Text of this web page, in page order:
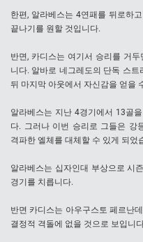
한편, 알라베스는 4연패를 뒤로하
끝나기를 원할 것입니다.
반면, 카디스는 여기서 승리를 거
니다. 알바로 네그레도의 단독 스
뒤 마지막 아웃에서 자신감을 얻을
알라베스는 지난 4경기에서 13골
다. 그러나 이번 승리로 그들은 강
격파한 엘체를 대체할 수 있게 되었
알라베스는 십자인대 부상으로 시
경기를 치릅니다.
반면 카디스는 아우구스토 페르난
결정적 격돌에 없을 것으로 보입니